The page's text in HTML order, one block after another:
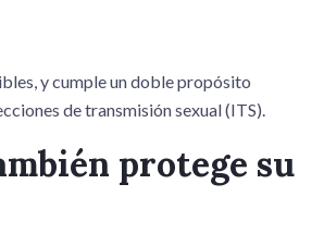
y cumple un doble propósito
de transmisión sexual (ITS).
protege su